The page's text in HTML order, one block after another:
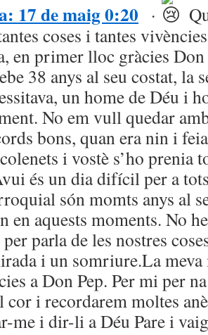
17 de maig 0:20 ·
coses i tantes
en primer lloc gràcies Don
38 anys al seu costat, la
un home de Déu i
No em vull quedar
bons, quan era nin i
i vostè s’ho prenia
és un dia difícil per a
són momts anys al
en aquests moments. No
per parla de les nostres
i un somriure.La meva
a Don Pep. Per mi per
cor i recordarem moltes
me i dir-li a Déu Pare i